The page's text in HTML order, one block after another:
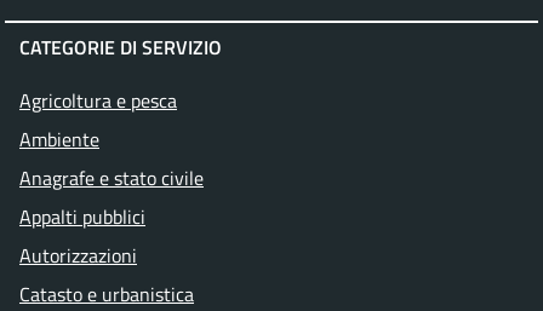
CATEGORIE DI SERVIZIO
Agricoltura e pesca
Ambiente
Anagrafe e stato civile
Appalti pubblici
Autorizzazioni
Catasto e urbanistica